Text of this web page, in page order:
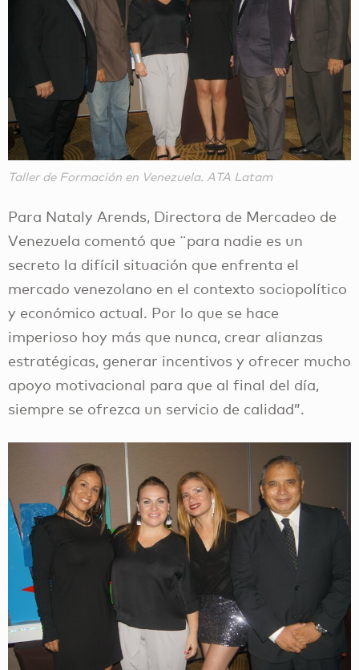
Taller de Formación en Venezuela. ATA Latam
Para Nataly Arends, Directora de Mercadeo de
Venezuela comentó que ¨para nadie es un
secreto la difícil situación que enfrenta el
mercado venezolano en el contexto sociopolítico
y económico actual. Por lo que se hace
imperioso hoy más que nunca, crear alianzas
estratégicas, generar incentivos y ofrecer mucho
apoyo motivacional para que al final del día,
siempre se ofrezca un servicio de calidad”.